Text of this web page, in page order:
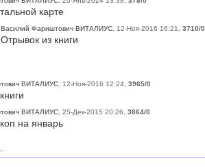
карте
Василий Фариштович ВИТАЛИУС 12-Ноя-2016 16:21 3710/0
Отрывок из книги
ВИТАЛИУС 12-Ноя-2016 12:24 3965/0
ВИТАЛИУС 25-Дек-2015 20:26 3864/0
на январь